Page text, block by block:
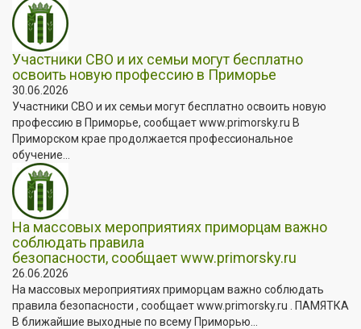
Участники СВО и их семьи могут бесплатно
освоить новую профессию в Приморье
30.06.2026
Участники СВО и их семьи могут бесплатно освоить новую
профессию в Приморье, сообщает www.primorsky.ru В
Приморском крае продолжается профессиональное
обучение...
На массовых мероприятиях приморцам важно
соблюдать правила
безопасности, сообщает www.primorsky.ru
26.06.2026
На массовых мероприятиях приморцам важно соблюдать
правила безопасности , сообщает www.primorsky.ru . ПАМЯТКА
В ближайшие выходные по всему Приморью...